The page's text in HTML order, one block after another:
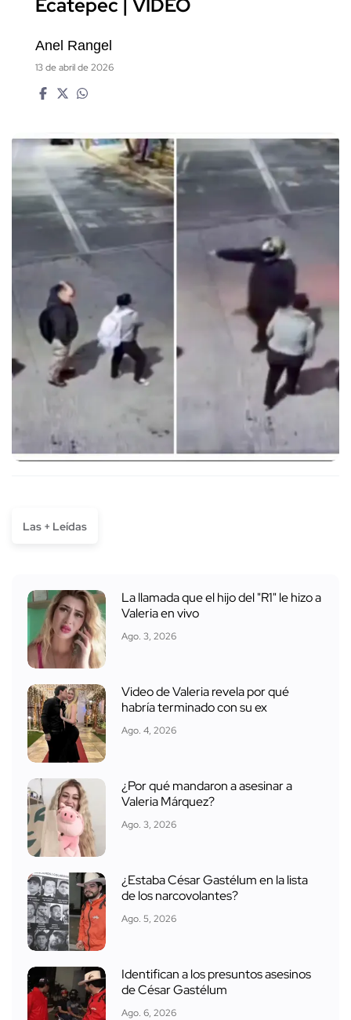
Ecatepec | VIDEO
Anel Rangel
13 de abril de 2026
Las + Leídas
La llamada que el hijo del "R1" le hizo a
Valeria en vivo
Ago. 3, 2026
Video de Valeria revela por qué
habría terminado con su ex
Ago. 4, 2026
¿Por qué mandaron a asesinar a
Valeria Márquez?
Ago. 3, 2026
¿Estaba César Gastélum en la lista
de los narcovolantes?
Ago. 5, 2026
Identifican a los presuntos asesinos
de César Gastélum
Ago. 6, 2026